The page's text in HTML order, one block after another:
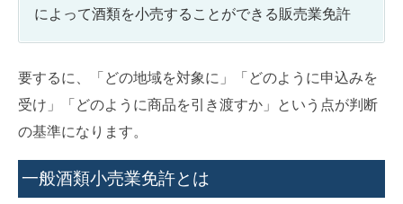
によって酒類を小売することができる販売業免許
要するに、「どの地域を対象に」「どのように申込みを
受け」「どのように商品を引き渡すか」という点が判断
の基準になります。
一般酒類小売業免許とは